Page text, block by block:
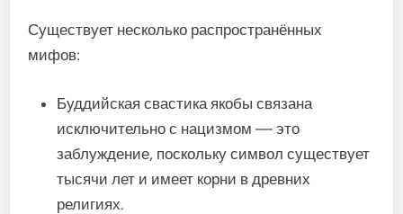
Существует несколько распространённых
мифов:
Буддийская свастика якобы связана
исключительно с нацизмом — это
заблуждение, поскольку символ существует
тысячи лет и имеет корни в древних
религиях.